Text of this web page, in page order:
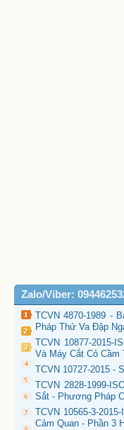
Zalo/Viber:
TCVN 4870-1989 -
Pháp Thử Va Đập
TCVN 10877-2015-
Và Máy Cắt Cỏ
TCVN 10727-2015 -
TCVN 2828-1999-
Sắt - Phương Pháp
TCVN 10565-3-
Cảm Quan - Phần 3